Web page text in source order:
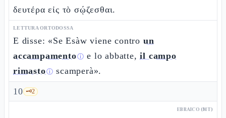
δευτέρα εἰς τὸ σῴζεσθαι.
LETTURA ORTODOSSA
E disse: «Se Esàw viene contro un
accampamentoⓘ e lo abbatte,il campo
rimastoⓘ scamperà».
10 🗝️2
EBRAICO (MT)